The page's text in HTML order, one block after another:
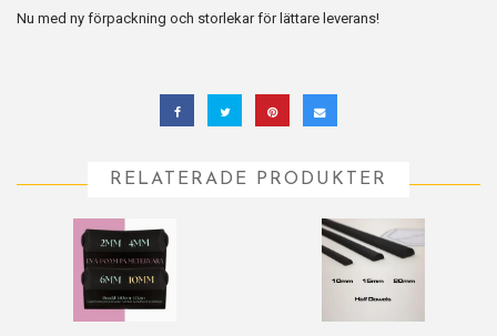
Nu med ny förpackning och storlekar för lättare leverans!
RELATERADE PRODUKTER